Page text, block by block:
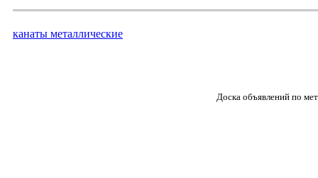
канаты металлические
Доска объявлений по